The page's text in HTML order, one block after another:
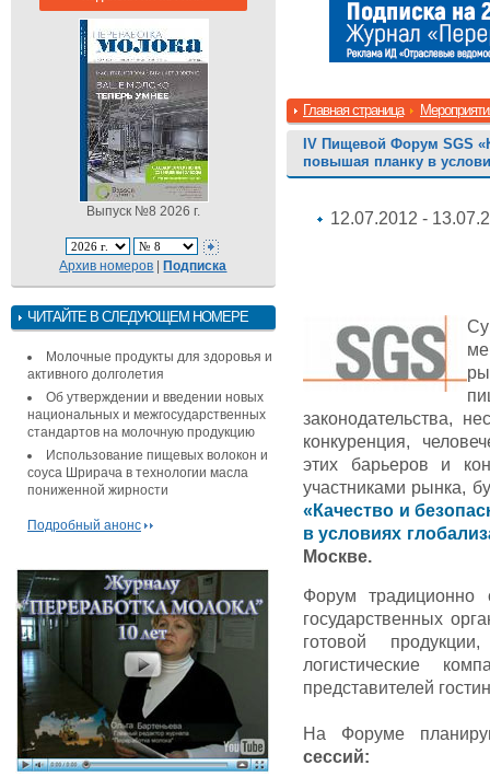
Выпуск №8 2026 г.
Архив номеров |Подписка
ЧИТАЙТЕ В СЛЕДУЮЩЕМ НОМЕРЕ
Молочные продукты для здоровья и
активного долголетия
Об утверждении и введении новых
национальных и межгосударственных
стандартов на молочную продукцию
Использование пищевых волокон и
соуса Шрирача в технологии масла
пониженной жирности
Подробный анонс
Главная страница
IV Пищевой Форум SGS
повышая планку в
12.07.2012 -
законодательства,
конкуренция,
этих барьеров и
участниками рынка,
«Качество и
в условиях
Москве.
Форум традиционно
государственных
готовой
логистические
представителей
На Форуме
сессий: